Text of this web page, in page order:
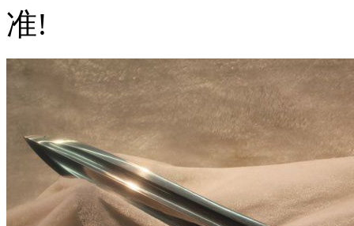
准!